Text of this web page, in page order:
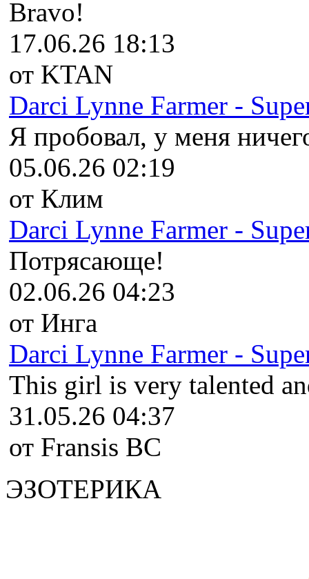
Bravo!
17.06.26 18:13
от KTAN
Darci Lynne Farmer -
Я пробовал, у меня
05.06.26 02:19
от Клим
Darci Lynne Farmer -
Потрясающе!
02.06.26 04:23
от Инга
Darci Lynne Farmer -
This girl is very talented
31.05.26 04:37
от Fransis BC
ЭЗОТЕРИКА